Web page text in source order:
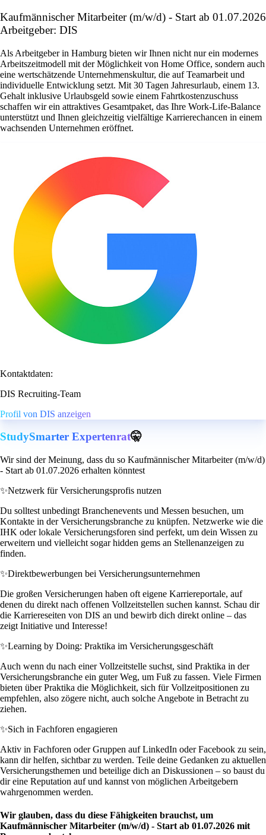
Kaufmännischer Mitarbeiter (m/w/d) - Start ab 01.07.2026
Arbeitgeber: DIS
Als Arbeitgeber in Hamburg bieten wir Ihnen nicht nur ein modernes
Arbeitszeitmodell mit der Möglichkeit von Home Office, sondern auch
eine wertschätzende Unternehmenskultur, die auf Teamarbeit und
individuelle Entwicklung setzt. Mit 30 Tagen Jahresurlaub, einem 13.
Gehalt inklusive Urlaubsgeld sowie einem Fahrtkostenzuschuss
schaffen wir ein attraktives Gesamtpaket, das Ihre Work-Life-Balance
unterstützt und Ihnen gleichzeitig vielfältige Karrierechancen in einem
wachsenden Unternehmen eröffnet.
Kontaktdaten:
DIS Recruiting-Team
Profil von DIS anzeigen
StudySmarter Expertenrat🤫
Wir sind der Meinung, dass du so Kaufmännischer Mitarbeiter (m/w/d)
- Start ab 01.07.2026 erhalten könntest
✨Netzwerk für Versicherungsprofis nutzen
Du solltest unbedingt Branchenevents und Messen besuchen, um
Kontakte in der Versicherungsbranche zu knüpfen. Netzwerke wie die
IHK oder lokale Versicherungsforen sind perfekt, um dein Wissen zu
erweitern und vielleicht sogar hidden gems an Stellenanzeigen zu
finden.
✨Direktbewerbungen bei Versicherungsunternehmen
Die großen Versicherungen haben oft eigene Karriereportale, auf
denen du direkt nach offenen Vollzeitstellen suchen kannst. Schau dir
die Karriereseiten von DIS an und bewirb dich direkt online – das
zeigt Initiative und Interesse!
✨Learning by Doing: Praktika im Versicherungsgeschäft
Auch wenn du nach einer Vollzeitstelle suchst, sind Praktika in der
Versicherungsbranche ein guter Weg, um Fuß zu fassen. Viele Firmen
bieten über Praktika die Möglichkeit, sich für Vollzeitpositionen zu
empfehlen, also zögere nicht, auch solche Angebote in Betracht zu
ziehen.
✨Sich in Fachforen engagieren
Aktiv in Fachforen oder Gruppen auf LinkedIn oder Facebook zu sein,
kann dir helfen, sichtbar zu werden. Teile deine Gedanken zu aktuellen
Versicherungsthemen und beteilige dich an Diskussionen – so baust du
dir eine Reputation auf und kannst von möglichen Arbeitgebern
wahrgenommen werden.
Wir glauben, dass du diese Fähigkeiten brauchst, um
Kaufmännischer Mitarbeiter (m/w/d) - Start ab 01.07.2026 mit